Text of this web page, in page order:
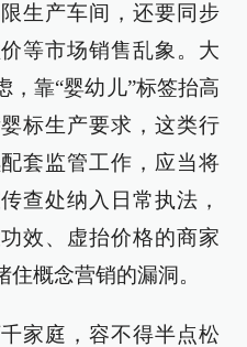
生产车间，还要同步
等市场销售乱象。大
，靠“婴幼儿”标签抬高
标生产要求，这类行
套监管工作，应当将
查处纳入日常执法，
效、虚抬价格的商家
概念营销的漏洞。
家庭，容不得半点松